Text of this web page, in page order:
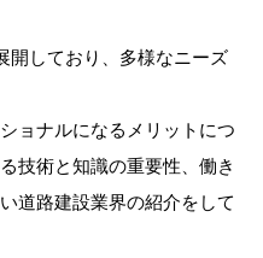
開しており、多様なニーズ
ョナルになるメリットにつ
技術と知識の重要性、働き
道路建設業界の紹介をして